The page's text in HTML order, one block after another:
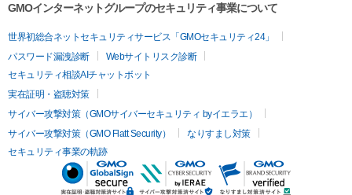
GMOインターネットグループのセキュリティ事業について
世界初総合ネットセキュリティサービス「GMOセキュリティ24」
パスワード漏洩診断
Webサイトリスク診断
セキュリティ相談AIチャットボット
実在証明・盗聴対策
サイバー攻撃対策（GMOサイバーセキュリティ byイエラエ）
サイバー攻撃対策（GMO Flatt Security）
なりすまし対策
セキュリティ事業の軌跡